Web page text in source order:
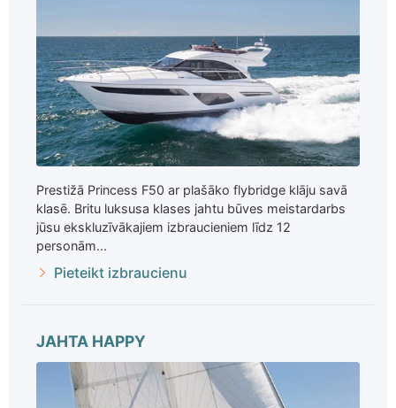
Prestižā Princess F50 ar plašāko flybridge klāju savā
klasē. Britu luksusa klases jahtu būves meistardarbs
jūsu ekskluzīvākajiem izbraucieniem līdz 12
personām...
Pieteikt izbraucienu
JAHTA HAPPY